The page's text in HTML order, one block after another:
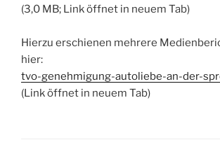
(3,0 MB; Link öffnet in neuem Tab)
Hierzu erschienen mehrere
hier:
tvo-genehmigung-autoliebe-an-der-
(Link öffnet in neuem Tab)